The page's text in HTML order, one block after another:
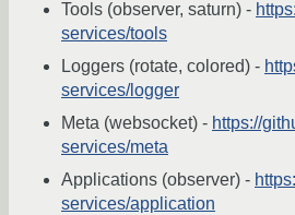
Tools (observer, saturn) -
services/tools
Loggers (rotate, colored) -
services/logger
Meta (websocket) - https://
services/meta
Applications (observer) -
services/application